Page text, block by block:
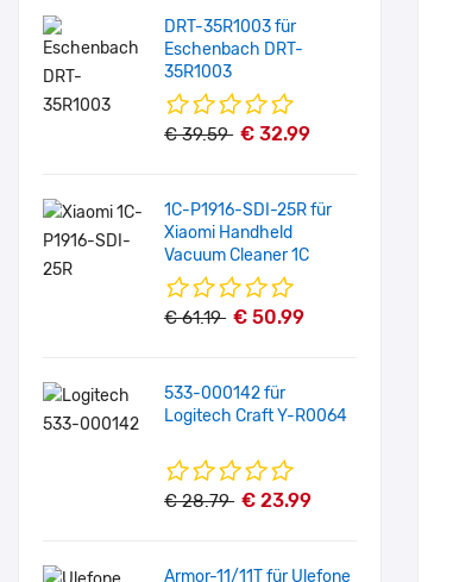
DRT-35R1003 für
Eschenbach DRT-
35R1003
€ 39.59 € 32.99
1C-P1916-SDI-25R für
Xiaomi Handheld
Vacuum Cleaner 1C
€ 61.19 € 50.99
533-000142 für
Logitech Craft Y-R0064
€ 28.79 € 23.99
Armor-11/11T für Ulefone